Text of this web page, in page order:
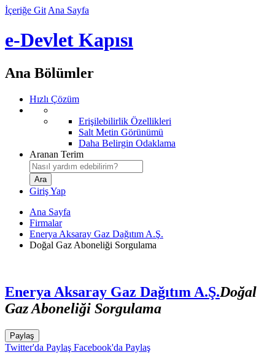
İçeriğe Git Ana Sayfa
e-Devlet Kapısı
Ana Bölümler
Hızlı Çözüm
Erişilebilirlik Özellikleri
Salt Metin Görünümü
Daha Belirgin Odaklama
Aranan Terim
Giriş Yap
Ana Sayfa
Firmalar
Enerya Aksaray Gaz Dağıtım A.Ş.
Doğal Gaz Aboneliği Sorgulama
Enerya Aksaray Gaz Dağıtım A.Ş.Doğal
Gaz Aboneliği Sorgulama
Paylaş
Twitter'da Paylaş Facebook'da Paylaş